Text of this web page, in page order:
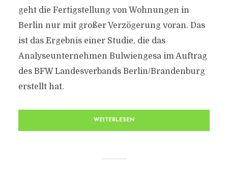
geht die Fertigstellung von Wohnungen in
Berlin nur mit großer Verzögerung voran. Das
ist das Ergebnis einer Studie, die das
Analyseunternehmen Bulwiengesa im Auftrag
des BFW Landesverbands Berlin/Brandenburg
erstellt hat.
WEITERLESEN